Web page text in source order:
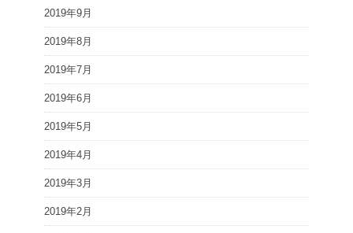
2019年9月
2019年8月
2019年7月
2019年6月
2019年5月
2019年4月
2019年3月
2019年2月